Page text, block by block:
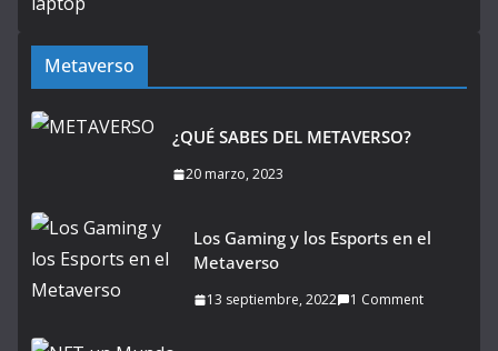
Metaverso
¿QUÉ SABES DEL METAVERSO?
20 marzo, 2023
Los Gaming y los Esports en el
Metaverso
13 septiembre, 2022 1 Comment